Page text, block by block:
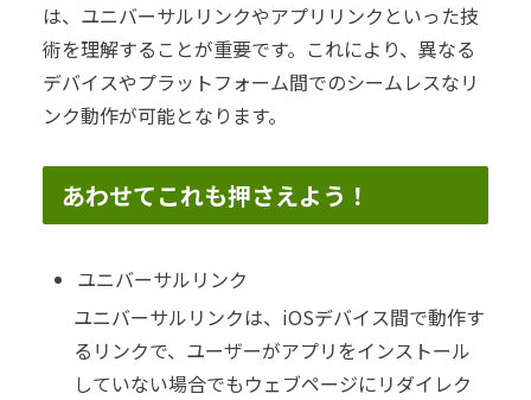
は、ユニバーサルリンクやアプリリンクといった技
術を理解することが重要です。これにより、異なる
デバイスやプラットフォーム間でのシームレスなリ
ンク動作が可能となります。
あわせてこれも押さえよう！
ユニバーサルリンク
ユニバーサルリンクは、iOSデバイス間で動作す
るリンクで、ユーザーがアプリをインストール
していない場合でもウェブページにリダイレク